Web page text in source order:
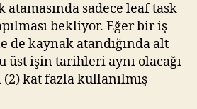
atamasında sadece leaf task
bekliyor. Eğer bir iş
de kaynak atandığında alt
işin tarihleri aynı olacağı
kat fazla kullanılmış